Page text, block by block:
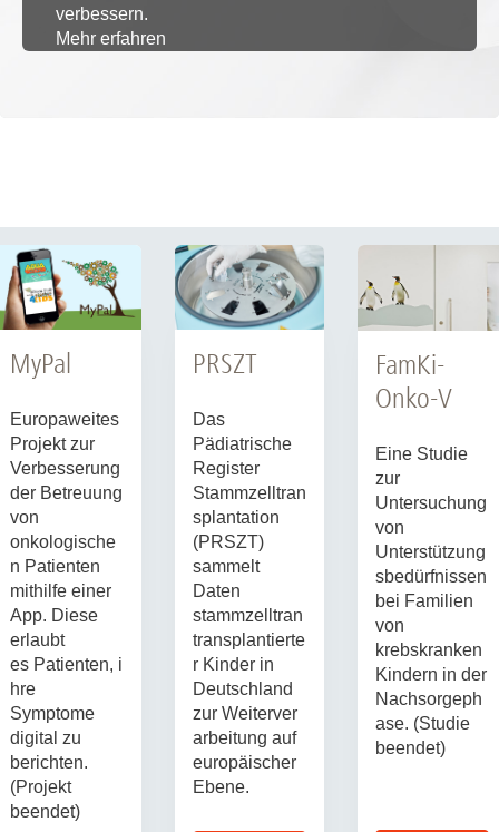
verbessern.
Mehr erfahren
MyPal
Europaweites
Projekt zur
Verbesserung
der Betreuung
von
onkologische
n Patienten
mithilfe einer
App. Diese
erlaubt
es Patienten, i
hre
Symptome
digital zu
berichten.
(Projekt
beendet)
PRSZT
Das
Pädiatrische
Register
Stammzelltran
splantation
(PRSZT)
sammelt
Daten
stammzelltran
transplantierte
r Kinder in
Deutschland
zur Weiterver
arbeitung auf
europäischer
Ebene.
FamKi-
Onko-V
Eine Studie
zur
Untersuchung
von
Unterstützung
sbedürfnissen
bei Familien
von
krebskranken
Kindern in der
Nachsorgeph
ase. (Studie
beendet)